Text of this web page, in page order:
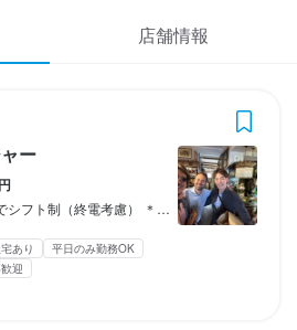
定
店舗情報
ー
憩あり（2〜3時間）・時間応相談 ＊徒歩・自転車通勤の方は大歓迎！
あり
平日のみ勤務OK
迎
ジャー
円
住宅手当あり
寮・社宅あり(住み込み)
手当・スキル手当あり インセンティブあり
サービススタッフ
円
住宅手当あり
寮・社宅あり(住み込み)
手当・スキル手当あり インセンティブあり
円
住宅手当あり
寮・社宅あり(住み込み)
手当・スキル手当あり
インセンティブあり
ッフ
円
住宅手当あり
寮・社宅あり(住み込み)
手当・スキル手当あり インセンティブあり
円
住宅手当あり
寮・社宅あり(住み込み)
手当・スキル手当あり インセンティブあり
円
住宅手当あり
寮・社宅あり(住み込み)
手当・スキル手当あり インセンティブあり
サービススタッフ
住宅手当あり
寮・社宅あり(住み込み)
手当・スキル手当あり
インセンティブあり
ッフ
住宅手当あり
寮・社宅あり(住み込み)
手当・スキル手当あり
インセンティブあり
習い
住宅手当あり
寮・社宅あり(住み込み)
手当・スキル手当あり
インセンティブあり